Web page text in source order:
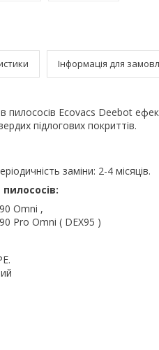
Інформація для
пилососів Ecovacs Deebot
підлогових покриттів.
заміни: 2-4 місяців.
Omni ,
Pro Omni ( DEX95 )